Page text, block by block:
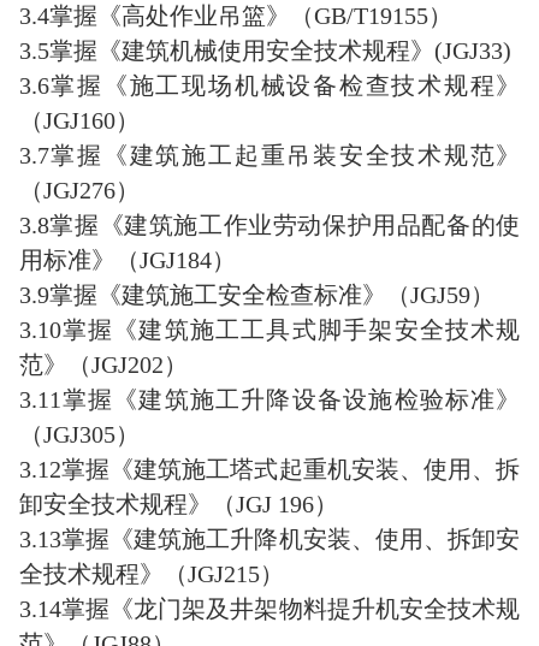
3.4掌握《高处作业吊篮》（GB/T19155）
3.5掌握《建筑机械使用安全技术规程》(JGJ33)
3.6掌握《施工现场机械设备检查技术规程》
（JGJ160）
3.7掌握《建筑施工起重吊装安全技术规范》
（JGJ276）
3.8掌握《建筑施工作业劳动保护用品配备的使
用标准》（JGJ184）
3.9掌握《建筑施工安全检查标准》（JGJ59）
3.10掌握《建筑施工工具式脚手架安全技术规
范》（JGJ202）
3.11掌握《建筑施工升降设备设施检验标准》
（JGJ305）
3.12掌握《建筑施工塔式起重机安装、使用、拆
卸安全技术规程》（JGJ 196）
3.13掌握《建筑施工升降机安装、使用、拆卸安
全技术规程》（JGJ215）
3.14掌握《龙门架及井架物料提升机安全技术规